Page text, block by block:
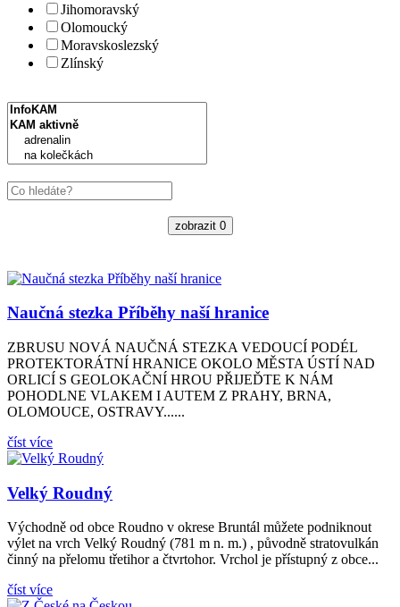
Jihomoravský
Olomoucký
Moravskoslezský
Zlínský
zobrazit 0
Naučná stezka Příběhy naší hranice
ZBRUSU NOVÁ NAUČNÁ STEZKA VEDOUCÍ PODÉL
PROTEKTORÁTNÍ HRANICE OKOLO MĚSTA ÚSTÍ NAD
ORLICÍ S GEOLOKAČNÍ HROU PŘIJEĎTE K NÁM
POHODLNE VLAKEM I AUTEM Z PRAHY, BRNA,
OLOMOUCE, OSTRAVY......
číst více
Velký Roudný
Východně od obce Roudno v okrese Bruntál můžete podniknout
výlet na vrch Velký Roudný (781 m n. m.) , původně stratovulkán
činný na přelomu třetihor a čtvrtohor. Vrchol je přístupný z obce...
číst více